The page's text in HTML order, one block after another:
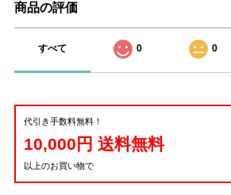
商品の評価
すべて 0 0
代引き手数料無料！
10,000円 送料無料
以上のお買い物で